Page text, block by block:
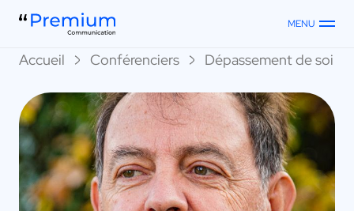
MENU
Accueil Conférenciers Dépassement de soi